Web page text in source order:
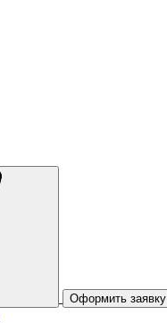
Оформить заявку